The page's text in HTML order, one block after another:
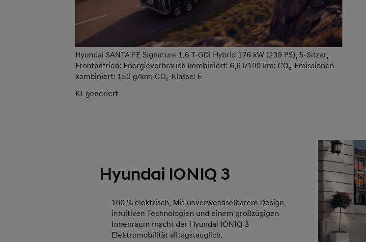
Hyundai SANTA FE Signature 1.6 T-GDi Hybrid 176 kW (239 PS), 5-Sitzer,
Frontantrieb: Energieverbrauch kombiniert: 6,6 l/100 km; CO₂-Emissionen
kombiniert: 150 g/km; CO₂-Klasse: E
KI-generiert
Hyundai IONIQ 3
100 % elektrisch. Mit unverwechselbarem Design,
intuitiven Technologien und einem großzügigen
Innenraum macht der Hyundai IONIQ 3
Elektromobilität alltagstauglich.